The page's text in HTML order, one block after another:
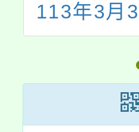
小女學生科
數學學習
教師增能